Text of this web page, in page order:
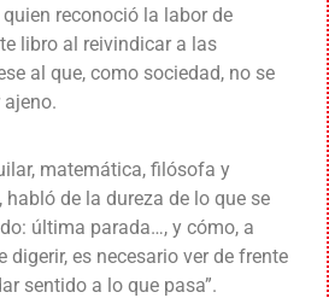
reconoció la labor de
libro al reivindicar a las
al que, como sociedad, no se
ajeno.
matemática, filósofa y
de la dureza de lo que se
última parada…, y cómo, a
digerir, es necesario ver de frente
sentido a lo que pasa”.